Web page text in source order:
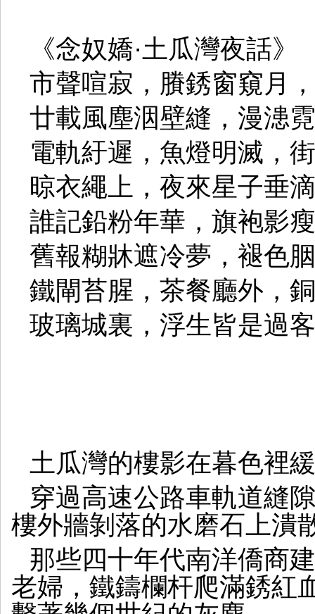
《念奴嬌·土瓜灣夜話》
市聲喧寂，賸銹窗窺月
廿載風塵洇壁縫，漫漶
電軌紆遲，魚燈明滅，
晾衣繩上，夜來星子垂
誰記鉛粉年華，旗袍影
舊報糊牀遮冷夢，褪色
鐵閘苔腥，茶餐廳外，
玻璃城裏，浮生皆是過
土瓜灣的樓影在暮色裡
穿過高速公路車軌道縫
樓外牆剝落的水磨石上潰
那些四十年代南洋僑商
老婦，鐵鑄欄杆爬滿銹紅